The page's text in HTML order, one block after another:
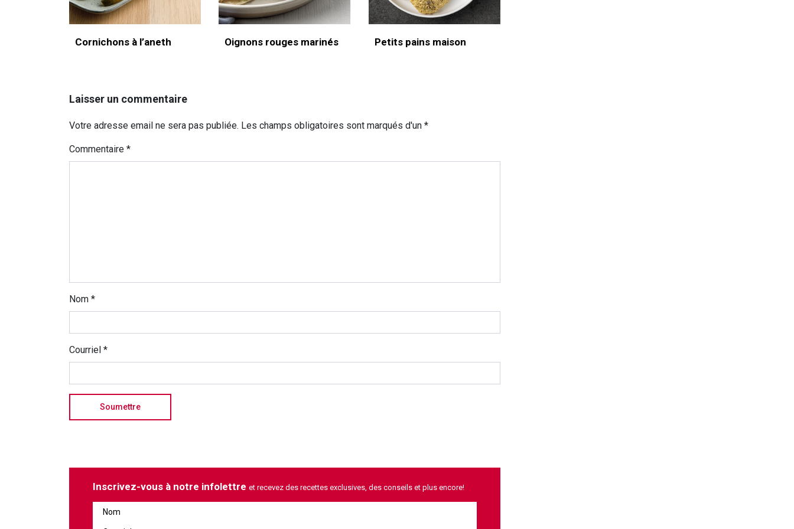
Cornichons à l’aneth Oignons rouges marinés Petits pains maison
Laisser un commentaire
Votre adresse email ne sera pas publiée. Les champs obligatoires sont marqués d'un *
Commentaire *
Nom *
Courriel *
Inscrivez-vous à notre infolettre et recevez des recettes exclusives, des conseils et plus encore!